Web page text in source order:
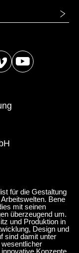
für die Gestaltung
Bene
mit seinen
überzeugend um.
und Produktion in
Design und
sind damit unter